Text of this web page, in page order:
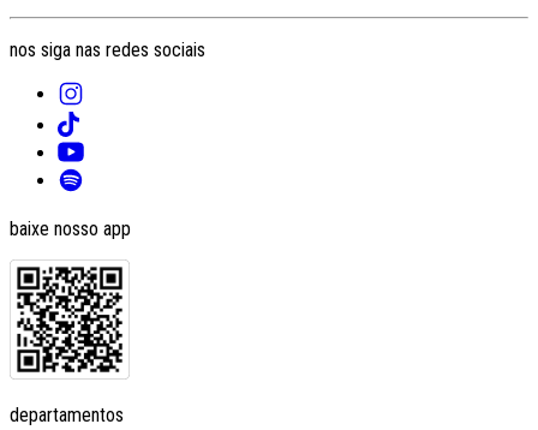
nos siga nas redes sociais
baixe nosso app
departamentos